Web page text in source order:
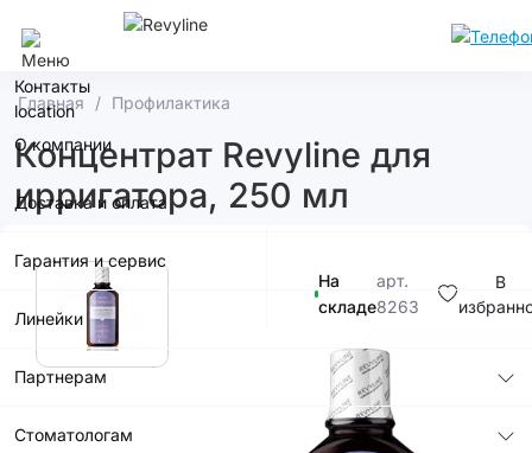
Контакты
О компании
Доставка и оплата
Гарантия и сервис
Линейки
Партнерам
Стоматологам
Главная Профилактика
Концентрат Revyline для
ирригатора, 250 мл
На
складе
арт.
8263
В
590р.